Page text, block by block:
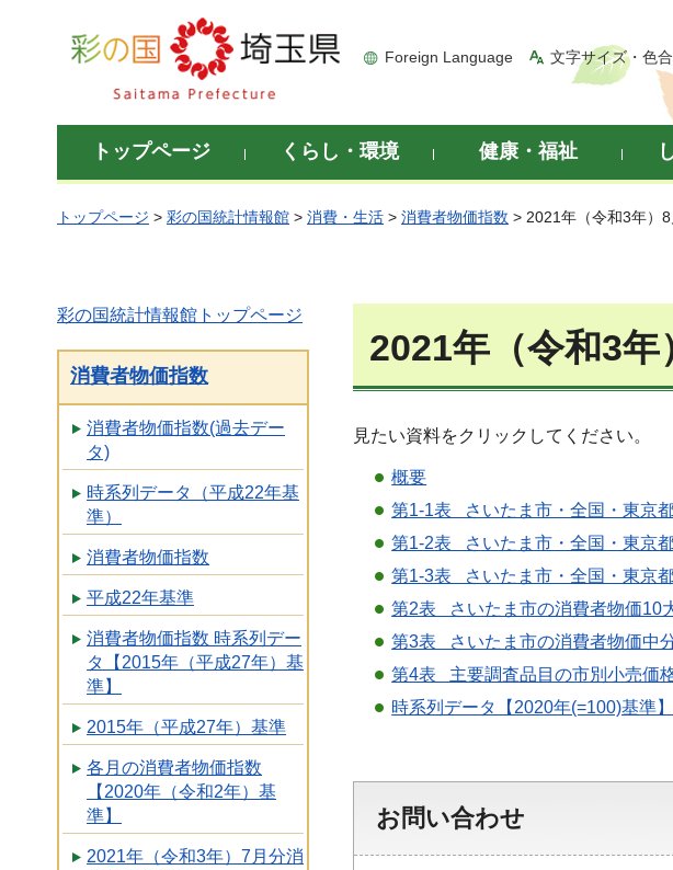
彩の国 埼玉県
Foreign Language 文字サイズ・色
トップページ くらし・環境 健康・福祉
トップページ > 彩の国統計情報館 > 消費・生活 > 消費者物価指数 > 2021年（令和3年）
彩の国統計情報館トップページ
消費者物価指数
消費者物価指数(過去デー
タ)
時系列データ（平成22年基
準）
消費者物価指数
平成22年基準
消費者物価指数 時系列デー
タ【2015年（平成27年）基
準】
2015年（平成27年）基準
各月の消費者物価指数
【2020年（令和2年）基
準】
2021年（令和3年）7月分消
2021年（令和3
見たい資料をクリックしてください。
概要
第1-1表 さいたま市・全国・東京
第1-2表 さいたま市・全国・東京
第1-3表 さいたま市・全国・東京
第2表 さいたま市の消費者物価10
第3表 さいたま市の消費者物価中
第4表 主要調査品目の市別小売価
時系列データ【2020年(=100)基準】
お問い合わせ